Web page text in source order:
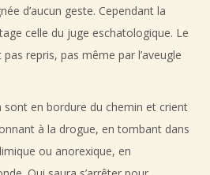
d’aucun geste. Cependant la
celle du juge eschatologique. Le
pas repris, pas même par l’aveugle
en bordure du chemin et crient
à la drogue, en tombant dans
ou anorexique, en